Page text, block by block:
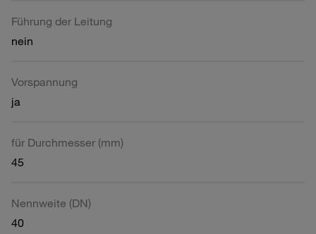
Führung der Leitung
nein
Vorspannung
ja
für Durchmesser (mm)
45
Nennweite (DN)
40